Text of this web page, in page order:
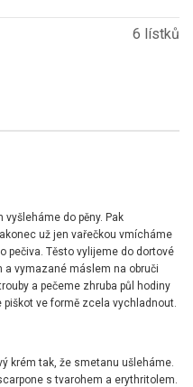
6 lístků
do pěny. Pak
už jen vařečkou vmícháme
pečiva. Těsto vylijeme do dortové
a vymazané máslem na obruči
a pečeme zhruba půl hodiny
piškot ve formě zcela vychladnout.
krém tak, že smetanu ušleháme.
s tvarohem a erythritolem.